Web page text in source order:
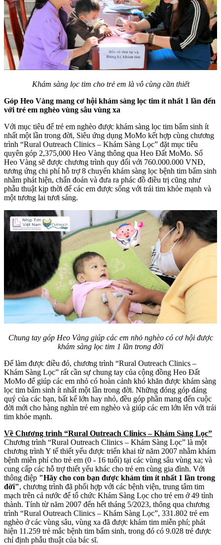
Khám sàng lọc tim cho trẻ em là vô cùng cần thiết
Góp Heo Vàng mang cơ hội khám sàng lọc tim ít nhất 1 lần đến
với trẻ em nghèo vùng sâu vùng xa
Với mục tiêu để trẻ em nghèo được khám sàng lọc tim bẩm sinh ít
nhất một lần trong đời, Siêu ứng dụng MoMo kết hợp cùng chương
trình “Rural Outreach Clinics – Khám Sàng Lọc” đặt mục tiêu
quyên góp 2,375,000 Heo Vàng thông qua Heo Đất MoMo. Số
Heo Vàng sẽ được chương trình quy đổi với 760.000.000 VNĐ,
tương ứng chi phí hỗ trợ 8 chuyến khám sàng lọc bệnh tim bẩm sinh
nhằm phát hiện, chẩn đoán và đưa ra phác đồ điều trị cũng như
phẫu thuật kịp thời để các em được sống với trái tim khỏe mạnh và
một tương lai tươi sáng.
Chung tay góp Heo Vàng giúp các em nhỏ nghèo có cơ hội được
khám sàng lọc tim 1 lần trong đời
Để làm được điều đó, chương trình “Rural Outreach Clinics –
Khám Sàng Lọc” rất cần sự chung tay của cộng đồng Heo Đất
MoMo để giúp các em nhỏ có hoàn cảnh khó khăn được khám sàng
lọc tim bẩm sinh ít nhất một lần trong đời. Những đóng góp đáng
quý của các bạn, bất kể lớn hay nhỏ, đều góp phần mang đến cuộc
đời mới cho hàng nghìn trẻ em nghèo và giúp các em lớn lên với trái
tim khỏe mạnh.
Về Chương trình “Rural Outreach Clinics – Khám Sàng Lọc”
Chương trình “Rural Outreach Clinics – Khám Sàng Lọc” là một
chương trình Y tế thiết yếu được triển khai từ năm 2007 nhằm khám
bệnh miễn phí cho trẻ em (0 - 16 tuổi) tại các vùng sâu vùng xa; và
cung cấp các hỗ trợ thiết yếu khác cho trẻ em cùng gia đình. Với
thông điệp "Hãy cho con bạn được khám tim ít nhất 1 lần trong
đời", chương trình đã phối hợp với các bệnh viện, trung tâm tim
mạch trên cả nước để tổ chức Khám Sàng Lọc cho trẻ em ở 49 tỉnh
thành. Tính từ năm 2007 đến hết tháng 5/2023, thông qua chương
trình “Rural Outreach Clinics – Khám Sàng Lọc”, 331.802 trẻ em
nghèo ở các vùng sâu, vùng xa đã được khám tim miễn phí; phát
hiện 11.259 trẻ mắc bệnh tim bẩm sinh, trong đó có 9.028 trẻ được
chỉ định phẫu thuật của bác sĩ.